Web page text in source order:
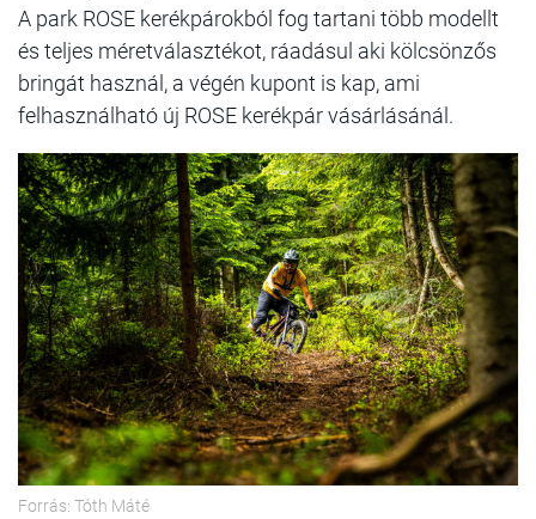
A park ROSE kerékpárokból fog tartani több modellt
és teljes méretválasztékot, ráadásul aki kölcsönzős
bringát használ, a végén kupont is kap, ami
felhasználható új ROSE kerékpár vásárlásánál.
Forrás: Tóth Máté